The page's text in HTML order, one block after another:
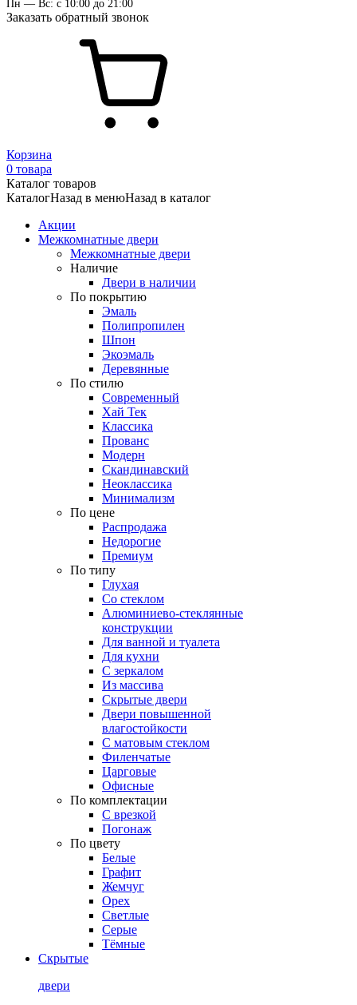
Пн — Вс: с 10:00 до 21:00
Заказать обратный звонок
Корзина
0 товара
Каталог товаров
КаталогНазад в менюНазад в каталог
Акции
Межкомнатные двери
Межкомнатные двери
Наличие
Двери в наличии
По покрытию
Эмаль
Полипропилен
Шпон
Экоэмаль
Деревянные
По стилю
Современный
Хай Тек
Классика
Прованс
Модерн
Скандинавский
Неоклассика
Минимализм
По цене
Распродажа
Недорогие
Премиум
По типу
Глухая
Со стеклом
Алюминиево-стеклянные
конструкции
Для ванной и туалета
Для кухни
С зеркалом
Из массива
Скрытые двери
Двери повышенной
влагостойкости
С матовым стеклом
Филенчатые
Царговые
Офисные
По комплектации
С врезкой
Погонаж
По цвету
Белые
Графит
Жемчуг
Орех
Светлые
Серые
Тёмные
Скрытые
двери